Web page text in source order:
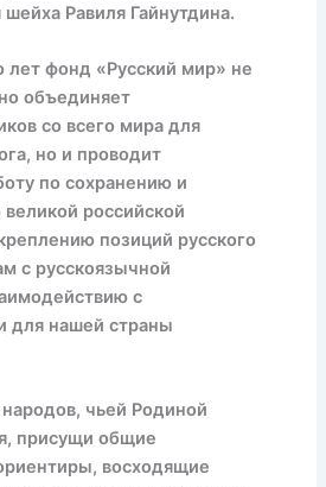
Равиля Гайнутдина.
лет фонд «Русский мир» не
объединяет
со всего мира для
но и проводит
по сохранению и
российской
позиций русского
с русскоязычной
с
для нашей страны
чьей Родиной
присущи общие
восходящие